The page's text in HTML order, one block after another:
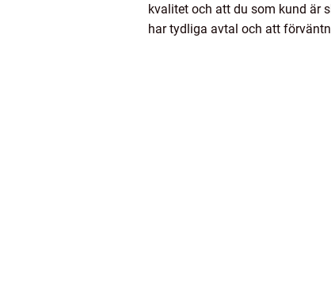
kvalitet och att du som kund är
har tydliga avtal och att